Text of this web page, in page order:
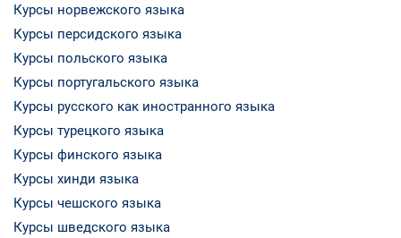
Курсы норвежского языка
Курсы персидского языка
Курсы польского языка
Курсы португальского языка
Курсы русского как иностранного языка
Курсы турецкого языка
Курсы финского языка
Курсы хинди языка
Курсы чешского языка
Курсы шведского языка